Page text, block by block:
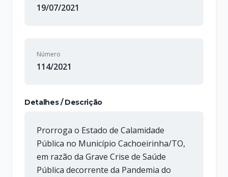
19/07/2021
Número
114/2021
Detalhes / Descrição
Prorroga o Estado de Calamidade
Pública no Município Cachoeirinha/TO,
em razão da Grave Crise de Saúde
Pública decorrente da Pandemia do